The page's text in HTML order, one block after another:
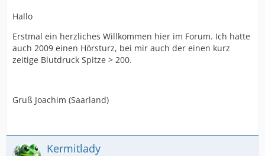
Hallo
Erstmal ein herzliches Willkommen hier im Forum. Ich hatte
auch 2009 einen Hörsturz, bei mir auch der einen kurz
zeitige Blutdruck Spitze > 200.
Gruß Joachim (Saarland)
Kermitlady